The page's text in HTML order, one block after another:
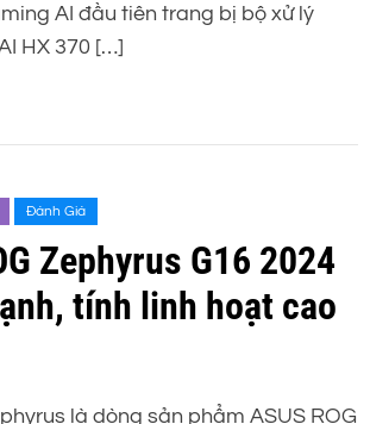
AI đầu tiên trang bị bộ xử lý
HX 370 […]
Đánh Giá
Zephyrus G16 2024
tính linh hoạt cao
là dòng sản phẩm ASUS ROG